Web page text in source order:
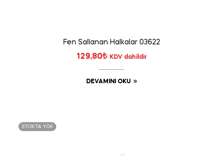
Fen Sallanan Halkalar 03622
129,80₺ KDV dahildir
DEVAMINI OKU
STOKTA YOK